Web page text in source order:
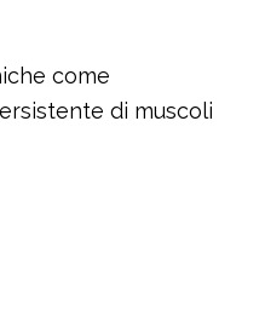
come
di muscoli